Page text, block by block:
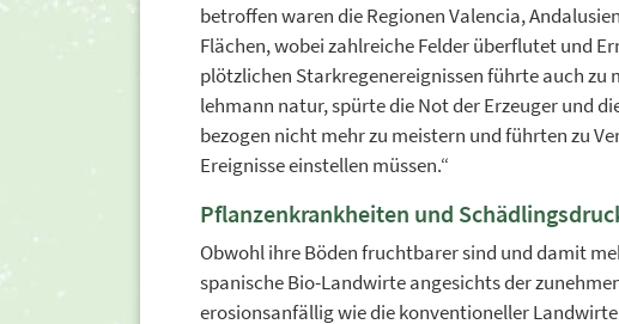
betroffen waren die Regionen Valencia,
Flächen, wobei zahlreiche Felder überflutet und
plötzlichen Starkregenereignissen führte auch zu
lehmann natur, spürte die Not der Erzeuger und
bezogen nicht mehr zu meistern und führten zu
Ereignisse einstellen müssen.“
Pflanzenkrankheiten und
Obwohl ihre Böden fruchtbarer sind und damit
spanische Bio-Landwirte angesichts der
erosionsanfällig wie die konventioneller